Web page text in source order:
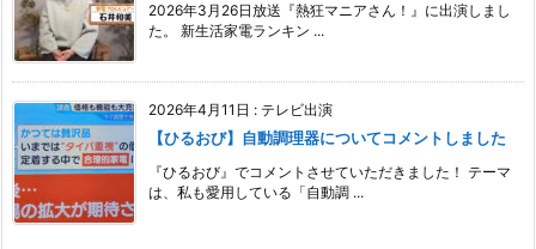
2026年3月26日放送『熱狂マニアさん！』に出演しまし
た。 新生活家電ランキン ...
2026年4月11日 : テレビ出演
【ひるおび】自動調理器についてコメントしました
『ひるおび』でコメントさせていただきました！ テーマ
は、私も愛用している「自動調 ...